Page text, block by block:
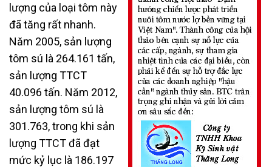
lượng của loại tôm này
đã tăng rất nhanh.
Năm 2005, sản lượng
tôm sú là 264.161 tấn,
sản lượng TTCT
40.096 tấn. Năm 2012,
sản lượng tôm sú là
301.763, trong khi sản
lượng TTCT đã đạt
mức kỷ lục là 186.197